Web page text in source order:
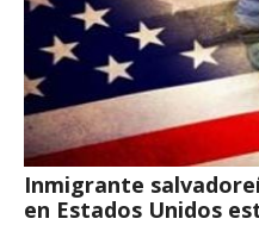
Inmigrante
en Estados Unidos